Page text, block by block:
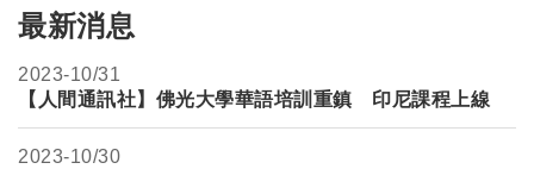
最新消息
2023-10/31
【人間通訊社】 佛光大學華語培訓重鎮 印尼課程上線
2023-10/30